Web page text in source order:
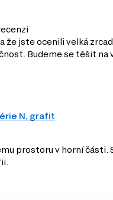
že jste ocenili velká
Budeme se těšit na
N, grafit
prostoru v horní